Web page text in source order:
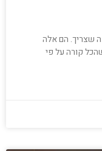
שצריך. הם אלה
קורה על פי